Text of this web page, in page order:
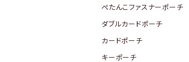
ぺたんこファスナーポーチ
ダブルカードポーチ
カードポーチ
キーポーチ